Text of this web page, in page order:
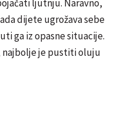
ljutnju. Naravno,
dijete ugrožava sebe
ga iz opasne situacije.
najbolje je pustiti oluju